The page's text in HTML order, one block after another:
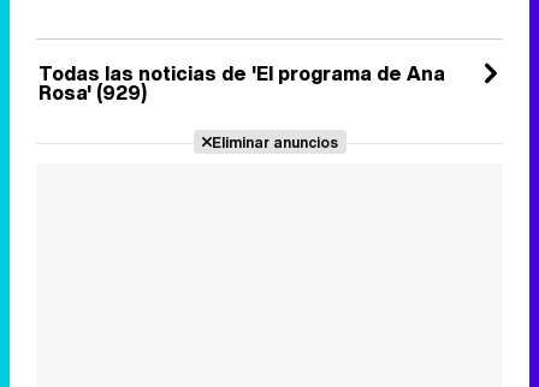
(hace 17 horas)
Todas las noticias de 'El programa de Ana
Rosa' (929)
Eliminar anuncios